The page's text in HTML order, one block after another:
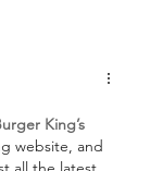
King’s
website, and